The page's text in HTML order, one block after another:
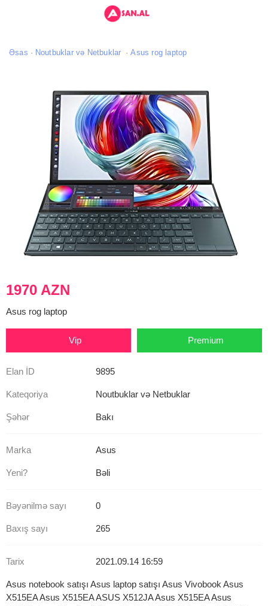
Əsas Noutbuklar və Netbuklar Asus rog laptop
1970 AZN
Asus rog laptop
Vip Premium
Elan İD 9895
Kateqoriya Noutbuklar və Netbuklar
Şəhər Bakı
Marka Asus
Yeni? Bəli
Bəyənilmə sayı 0
Baxış sayı 265
Tarix 2021.09.14 16:59
Asus notebook satışı Asus laptop satışı Asus Vivobook Asus
X515EA Asus X515EA ASUS X512JA Asus X515EA Asus